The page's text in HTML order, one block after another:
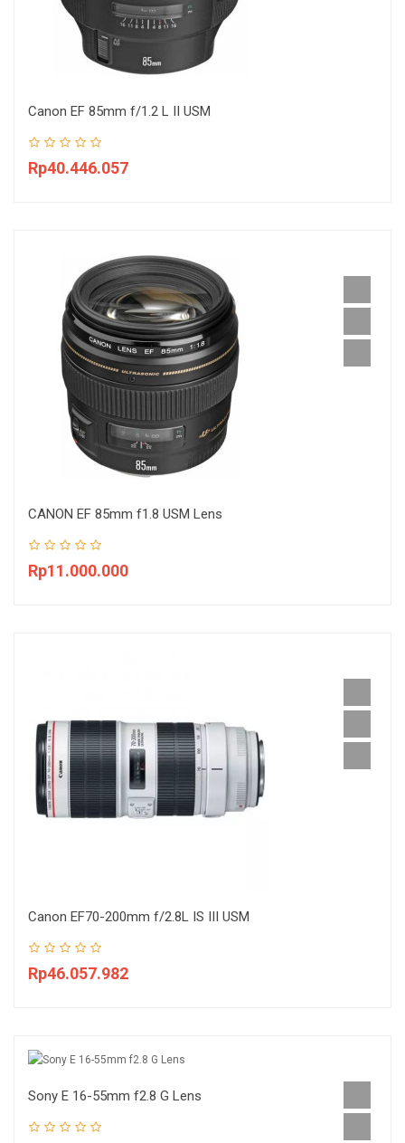
Canon EF 85mm f/1.2 L II USM
Rp40.446.057
CANON EF 85mm f1.8 USM Lens
Rp11.000.000
Canon EF70-200mm f/2.8L IS III USM
Rp46.057.982
Sony E 16-55mm f2.8 G Lens